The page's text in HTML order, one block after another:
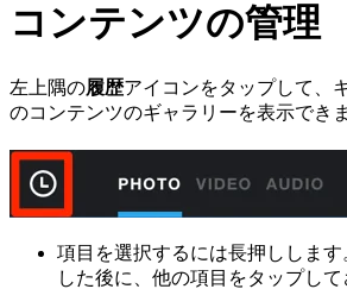
コンテンツの管理
左上隅の履歴アイコンをタップして、
のコンテンツのギャラリーを表示できま
項目を選択するには長押ししま
した後に、他の項目をタップし